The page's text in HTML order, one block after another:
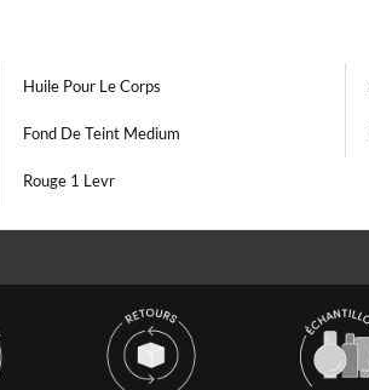
Huile Pour Le Corps
Fond De Teint Medium
Rouge 1 Levr